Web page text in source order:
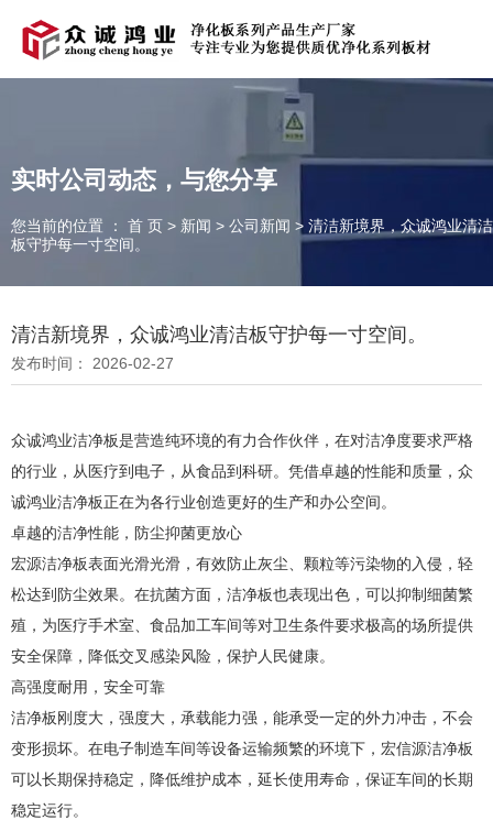
欢迎光临青岛众诚鸿业净化科技有限公司官方网站！
联系我们
全国服务热线：
实时公司动态，与您分享
您当前的位置 ： 首 页 > 新闻 > 公司新闻 > 清洁新境界，众诚鸿业清洁
板守护每一寸空间。
清洁新境界，众诚鸿业清洁板守护每一寸空间。
发布时间： 2026-02-27
众诚鸿业洁净板是营造纯环境的有力合作伙伴，在对洁净度要求严格
的行业，从医疗到电子，从食品到科研。凭借卓越的性能和质量，众
诚鸿业洁净板正在为各行业创造更好的生产和办公空间。
卓越的洁净性能，防尘抑菌更放心
宏源洁净板表面光滑光滑，有效防止灰尘、颗粒等污染物的入侵，轻
松达到防尘效果。在抗菌方面，洁净板也表现出色，可以抑制细菌繁
殖，为医疗手术室、食品加工车间等对卫生条件要求极高的场所提供
安全保障，降低交叉感染风险，保护人民健康。
高强度耐用，安全可靠
洁净板刚度大，强度大，承载能力强，能承受一定的外力冲击，不会
变形损坏。在电子制造车间等设备运输频繁的环境下，宏信源洁净板
可以长期保持稳定，降低维护成本，延长使用寿命，保证车间的长期
稳定运行。